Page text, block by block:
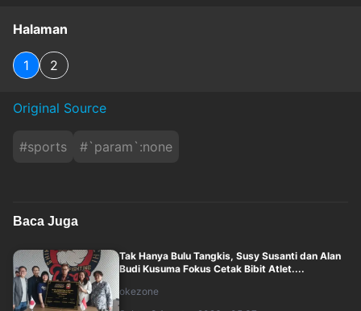
Halaman
1 2
Original Source
#sports #`param`:none
Baca Juga
Tak Hanya Bulu Tangkis, Susy Susanti dan Alan
Budi Kusuma Fokus Cetak Bibit Atlet....
okezone